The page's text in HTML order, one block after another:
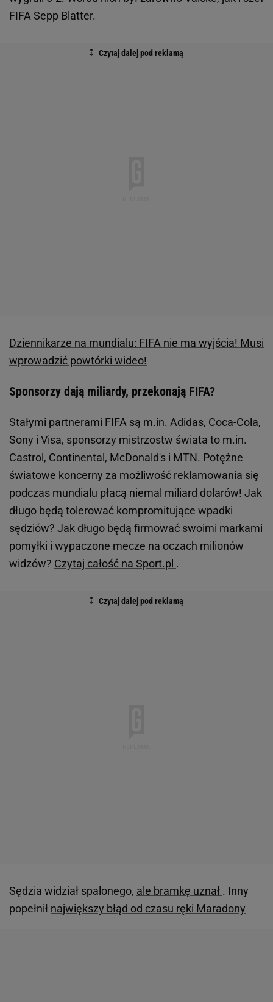
FIFA Sepp Blatter.
Dziennikarze na mundialu: FIFA nie ma wyjścia! Musi
wprowadzić powtórki wideo!
Sponsorzy dają miliardy, przekonają FIFA?
Stałymi partnerami FIFA są m.in. Adidas, Coca-Cola,
Sony i Visa, sponsorzy mistrzostw świata to m.in.
Castrol, Continental, McDonald's i MTN. Potężne
światowe koncerny za możliwość reklamowania się
podczas mundialu płacą niemal miliard dolarów! Jak
długo będą tolerować kompromitujące wpadki
sędziów? Jak długo będą firmować swoimi markami
pomyłki i wypaczone mecze na oczach milionów
widzów? Czytaj całość na Sport.pl .
Sędzia widział spalonego, ale bramkę uznał . Inny
popełnił największy błąd od czasu ręki Maradony